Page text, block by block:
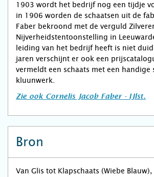
1903 wordt het bedrijf nog een tijdje
in 1906 worden de schaatsen uit de
Faber bekroond met de verguld
Nijverheidstentoonstelling in
leiding van het bedrijf heeft is niet
jaren verschijnt er ook een
vermeldt een schaats met een
kluunwerk.
Zie ook Cornelis Jacob Faber - IJlst.
Bron
Van Glis tot Klapschaats (Wiebe Blauw),